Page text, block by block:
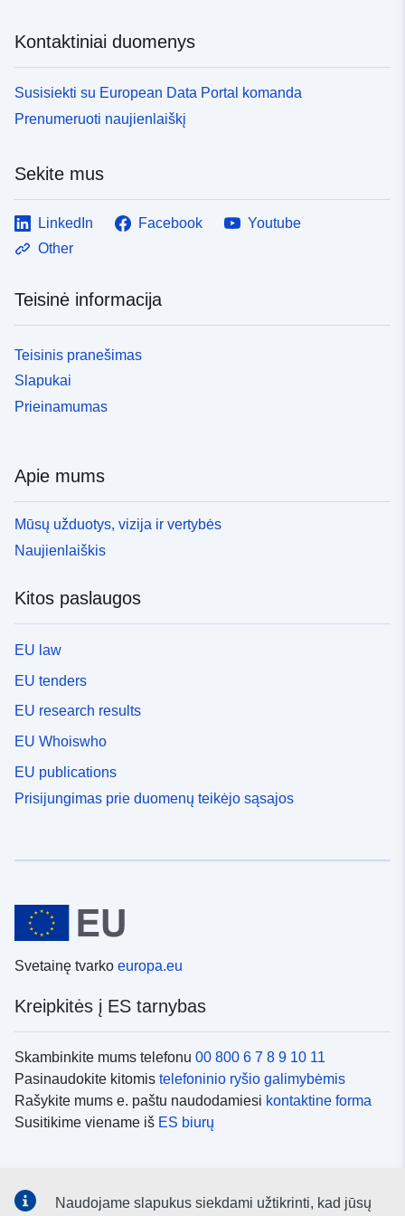
Kontaktiniai duomenys
Susisiekti su European Data Portal komanda
Prenumeruoti naujienlaiškį
Sekite mus
LinkedIn Facebook
Youtube
Other
Teisinė informacija
Teisinis pranešimas
Slapukai
Prieinamumas
Apie mums
Mūsų užduotys, vizija ir vertybės
Naujienlaiškis
Kitos paslaugos
EU law
EU tenders
EU research results
EU Whoiswho
EU publications
Prisijungimas prie duomenų teikėjo sąsajos
Svetainę tvarko europa.eu
Kreipkitės į ES tarnybas
Skambinkite mums telefonu 00 800 6 7 8 9 10 11
Pasinaudokite kitomis telefoninio ryšio galimybėmis
Rašykite mums e. paštu naudodamiesi kontaktine forma
Susitikime viename iš ES biurų
Naudojame slapukus siekdami užtikrinti, kad jūsų